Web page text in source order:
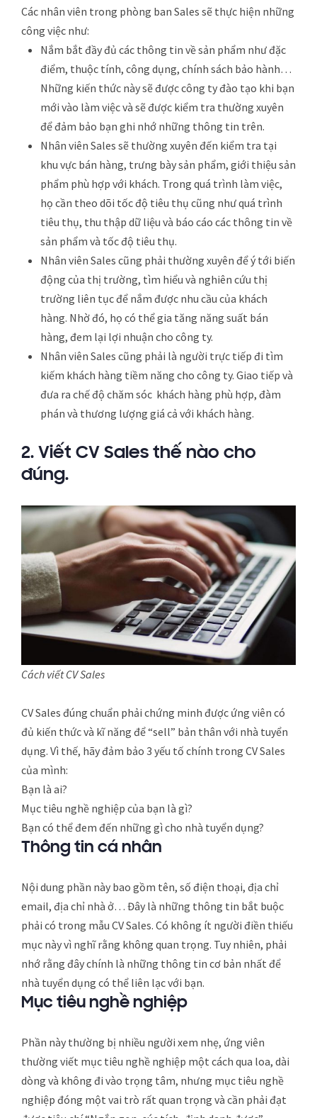
Các nhân viên trong phòng ban Sales sẽ thực hiện những
công việc như:
Nắm bắt đầy đủ các thông tin về sản phẩm như đặc
điểm, thuộc tính, công dụng, chính sách bảo hành…
Những kiến thức này sẽ được công ty đào tạo khi bạn
mới vào làm việc và sẽ được kiểm tra thường xuyên
để đảm bảo bạn ghi nhớ những thông tin trên.
Nhân viên Sales sẽ thường xuyên đến kiểm tra tại
khu vực bán hàng, trưng bày sản phẩm, giới thiệu sản
phẩm phù hợp với khách. Trong quá trình làm việc,
họ cần theo dõi tốc độ tiêu thụ cũng như quá trình
tiêu thụ, thu thập dữ liệu và báo cáo các thông tin về
sản phẩm và tốc độ tiêu thụ.
Nhân viên Sales cũng phải thường xuyên để ý tới biến
động của thị trường, tìm hiểu và nghiên cứu thị
trường liên tục để nắm được nhu cầu của khách
hàng. Nhờ đó, họ có thể gia tăng năng suất bán
hàng, đem lại lợi nhuận cho công ty.
Nhân viên Sales cũng phải là người trực tiếp đi tìm
kiếm khách hàng tiềm năng cho công ty. Giao tiếp và
đưa ra chế độ chăm sóc khách hàng phù hợp, đàm
phán và thương lượng giá cả với khách hàng.
2. Viết CV Sales thế nào cho
đúng.
Cách viết CV Sales
CV Sales đúng chuẩn phải chứng minh được ứng viên có
đủ kiến thức và kĩ năng để “sell” bản thân với nhà tuyển
dụng. Vì thế, hãy đảm bảo 3 yếu tố chính trong CV Sales
của mình:
Bạn là ai?
Mục tiêu nghề nghiệp của bạn là gì?
Bạn có thể đem đến những gì cho nhà tuyển dụng?
Thông tin cá nhân
Nội dung phần này bao gồm tên, số điện thoại, địa chỉ
email, địa chỉ nhà ở… Đây là những thông tin bắt buộc
phải có trong mẫu CV Sales. Có không ít người điền thiếu
mục này vì nghĩ rằng không quan trọng. Tuy nhiên, phải
nhớ rằng đây chính là những thông tin cơ bản nhất để
nhà tuyển dụng có thể liên lạc với bạn.
Mục tiêu nghề nghiệp
Phần này thường bị nhiều người xem nhẹ, ứng viên
thường viết mục tiêu nghề nghiệp một cách qua loa, dài
dòng và không đi vào trọng tâm, nhưng mục tiêu nghề
nghiệp đóng một vai trò rất quan trọng và cần phải đạt